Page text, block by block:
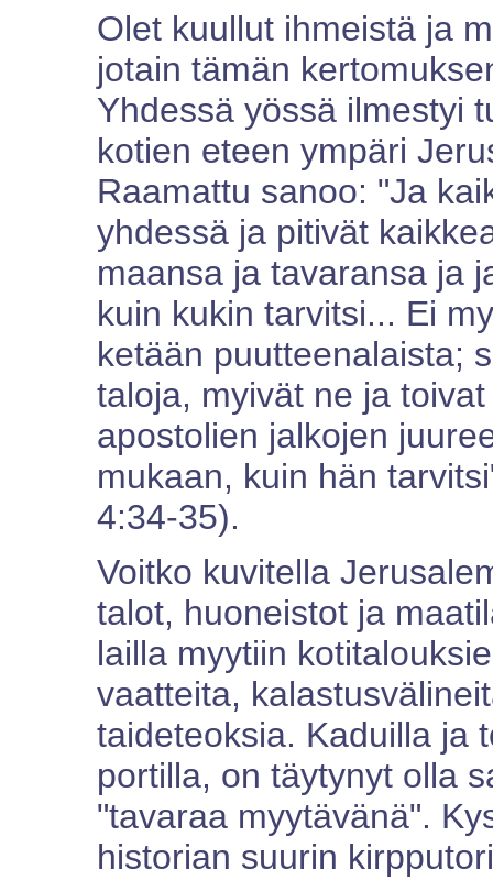
Olet kuullut ihmeistä ja
jotain tämän
Yhdessä yössä ilmestyi
kotien eteen ympäri
Raamattu sanoo: "Ja
yhdessä ja pitivät
maansa ja tavaransa ja
kuin kukin tarvitsi... Ei
ketään puutteenalaista;
taloja, myivät ne ja
apostolien jalkojen
mukaan, kuin hän
4:34-35).
Voitko kuvitella
talot, huoneistot ja
lailla myytiin
vaatteita,
taideteoksia. Kaduilla ja
portilla, on täytynyt olla
"tavaraa myytävänä".
historian suurin